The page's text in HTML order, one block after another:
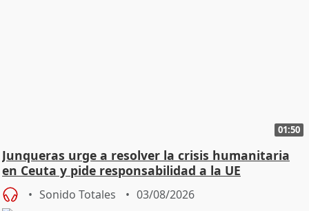
01:50
Junqueras urge a resolver la crisis humanitaria
en Ceuta y pide responsabilidad a la UE
Sonido Totales 03/08/2026